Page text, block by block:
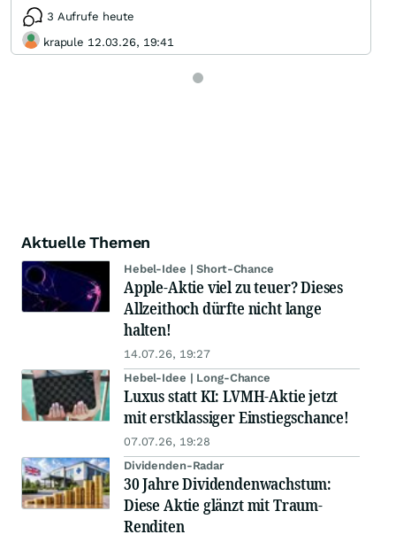
3 Aufrufe heute
krapule 12.03.26, 19:41
Aktuelle Themen
Hebel-Idee | Short-Chance
Apple-Aktie viel zu teuer? Dieses
Allzeithoch dürfte nicht lange
halten!
14.07.26, 19:27
Hebel-Idee | Long-Chance
Luxus statt KI: LVMH-Aktie jetzt
mit erstklassiger Einstiegschance!
07.07.26, 19:28
Dividenden-Radar
30 Jahre Dividendenwachstum:
Diese Aktie glänzt mit Traum-
Renditen